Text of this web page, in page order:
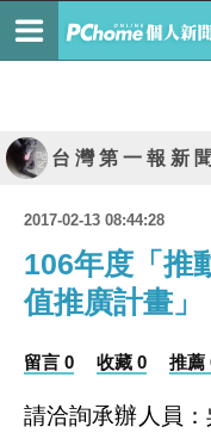
台 灣 第 一 報 新
2017-02-13 08:44:28
106年度「推
值推廣計畫」
留言 0 收藏 0 推薦
請洽詢承辦人員